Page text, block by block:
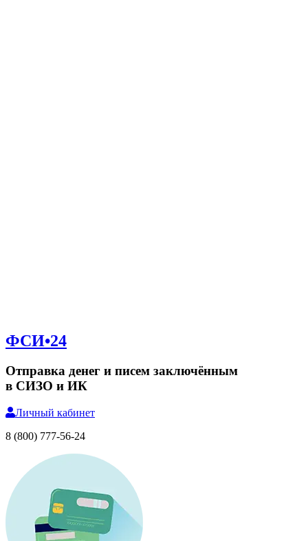
ФСИ•24
Отправка денег и писем заключённым
в СИЗО и ИК
Личный кабинет
8 (800) 777-56-24